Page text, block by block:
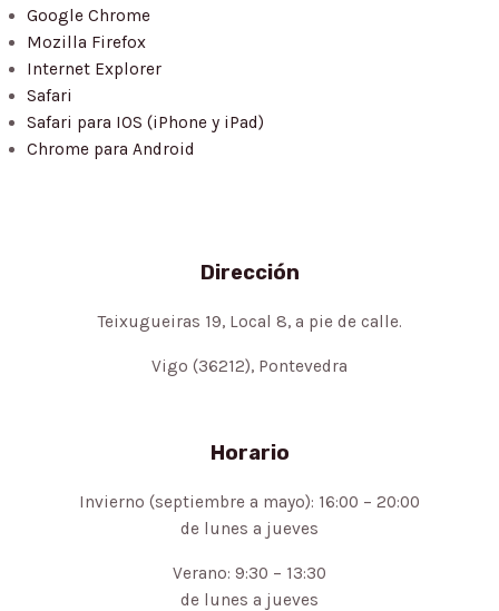
Google Chrome
Mozilla Firefox
Internet Explorer
Safari
Safari para IOS (iPhone y iPad)
Chrome para Android
Dirección
Teixugueiras 19, Local 8, a pie de calle.
Vigo (36212), Pontevedra
Horario
Invierno (septiembre a mayo): 16:00 – 20:00
de lunes a jueves
Verano: 9:30 – 13:30
de lunes a jueves